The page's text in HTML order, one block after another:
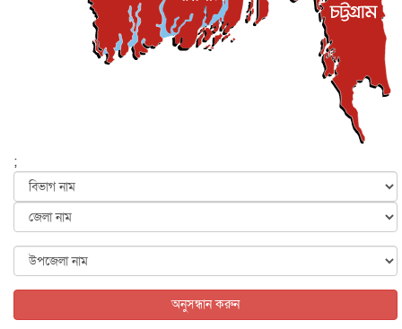
বেনজীর আহমেদের সঙ্গে পরীমনির ঘনিষ্ঠ সম্পর্ক ছিল : নাসির
মাহম...
জাতীয় ৫ আগস্ট, ২০২৬
হরমুজ নিয়ে ইরান-মার্কিন চুক্তি হতে পারে আজ : মার্কিন অর্থমন...
৫ আগস্ট, ২০২৬
পৃথিবীর দিকে আসছে বিধ্বংসী বস্তু, পারমাণবিক বোমা দিয়ে করা
আন্তর্জাতিক ৫ আগস্ট, ২০২৬
কেনিয়ায় ১৫ হাতির রহস্যজনক মৃত্যু, সন্দেহের মুখে কীটনাশকের
আন্তর্জাতিক ৫ আগস্ট, ২০২৬
;
অনুসন্ধান করুন